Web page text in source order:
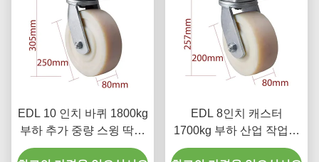
EDL 10 인치 바퀴 1800kg
부하 추가 중량 스윙 딱딱
브레이크 타입 9310-26
EDL 8인치 캐스터
1700kg 부하 산업 작업실
사용용 938-26